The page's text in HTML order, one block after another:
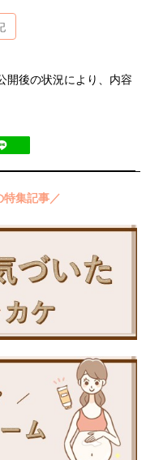
開後の状況により、内容
特集記事／